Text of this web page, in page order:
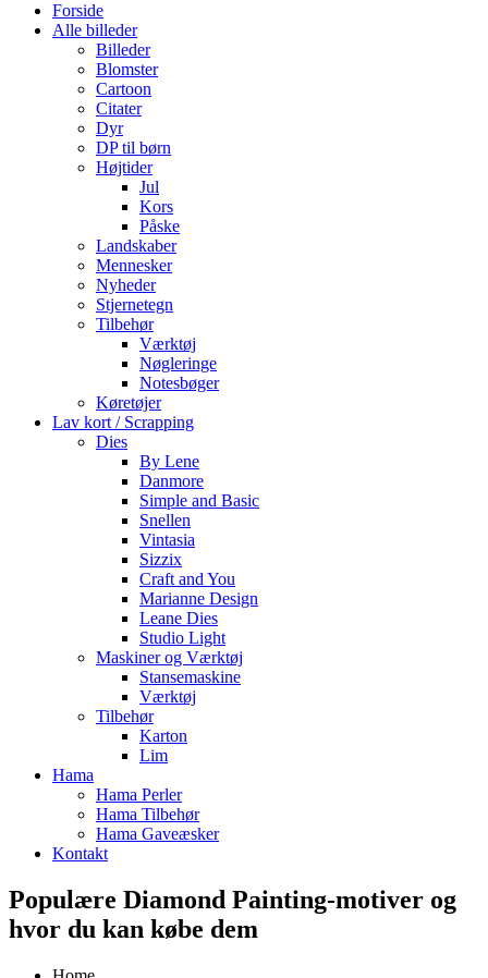
Forside
Alle billeder
Billeder
Blomster
Cartoon
Citater
Dyr
DP til børn
Højtider
Jul
Kors
Påske
Landskaber
Mennesker
Nyheder
Stjernetegn
Tilbehør
Værktøj
Nøgleringe
Notesbøger
Køretøjer
Lav kort / Scrapping
Dies
By Lene
Danmore
Simple and Basic
Snellen
Vintasia
Sizzix
Craft and You
Marianne Design
Leane Dies
Studio Light
Maskiner og Værktøj
Stansemaskine
Værktøj
Tilbehør
Karton
Lim
Hama
Hama Perler
Hama Tilbehør
Hama Gaveæsker
Kontakt
Populære Diamond Painting-motiver og
hvor du kan købe dem